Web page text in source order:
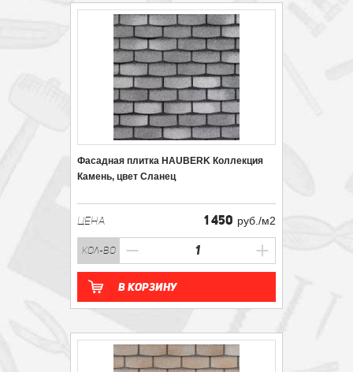
Фасадная плитка HAUBERK Коллекция
Камень, цвет Сланец
ЦЕНА 1 450 руб./м2
кол-во
В корзину